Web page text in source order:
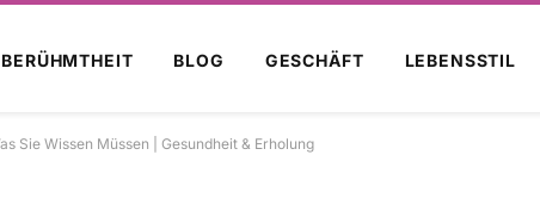
BERÜHMTHEIT BLOG GESCHÄFT LEBENSSTIL
Sie Wissen Müssen | Gesundheit & Erholung